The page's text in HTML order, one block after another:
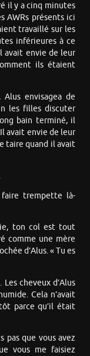
il y a cinq minutes
AWRs présents ici
travaillé sur les
inférieures à ce
avait envie de leur
ils étaient
envisagea de
les filles discuter
bain terminé, il
avait envie de leur
taire quand il avait
faire trempette là-
ton col est tout
comme une mère
d’Alus. « Tu es
Les cheveux d’Alus
Cela n’avait
parce qu’il était
pas que vous avez
vous me faisiez